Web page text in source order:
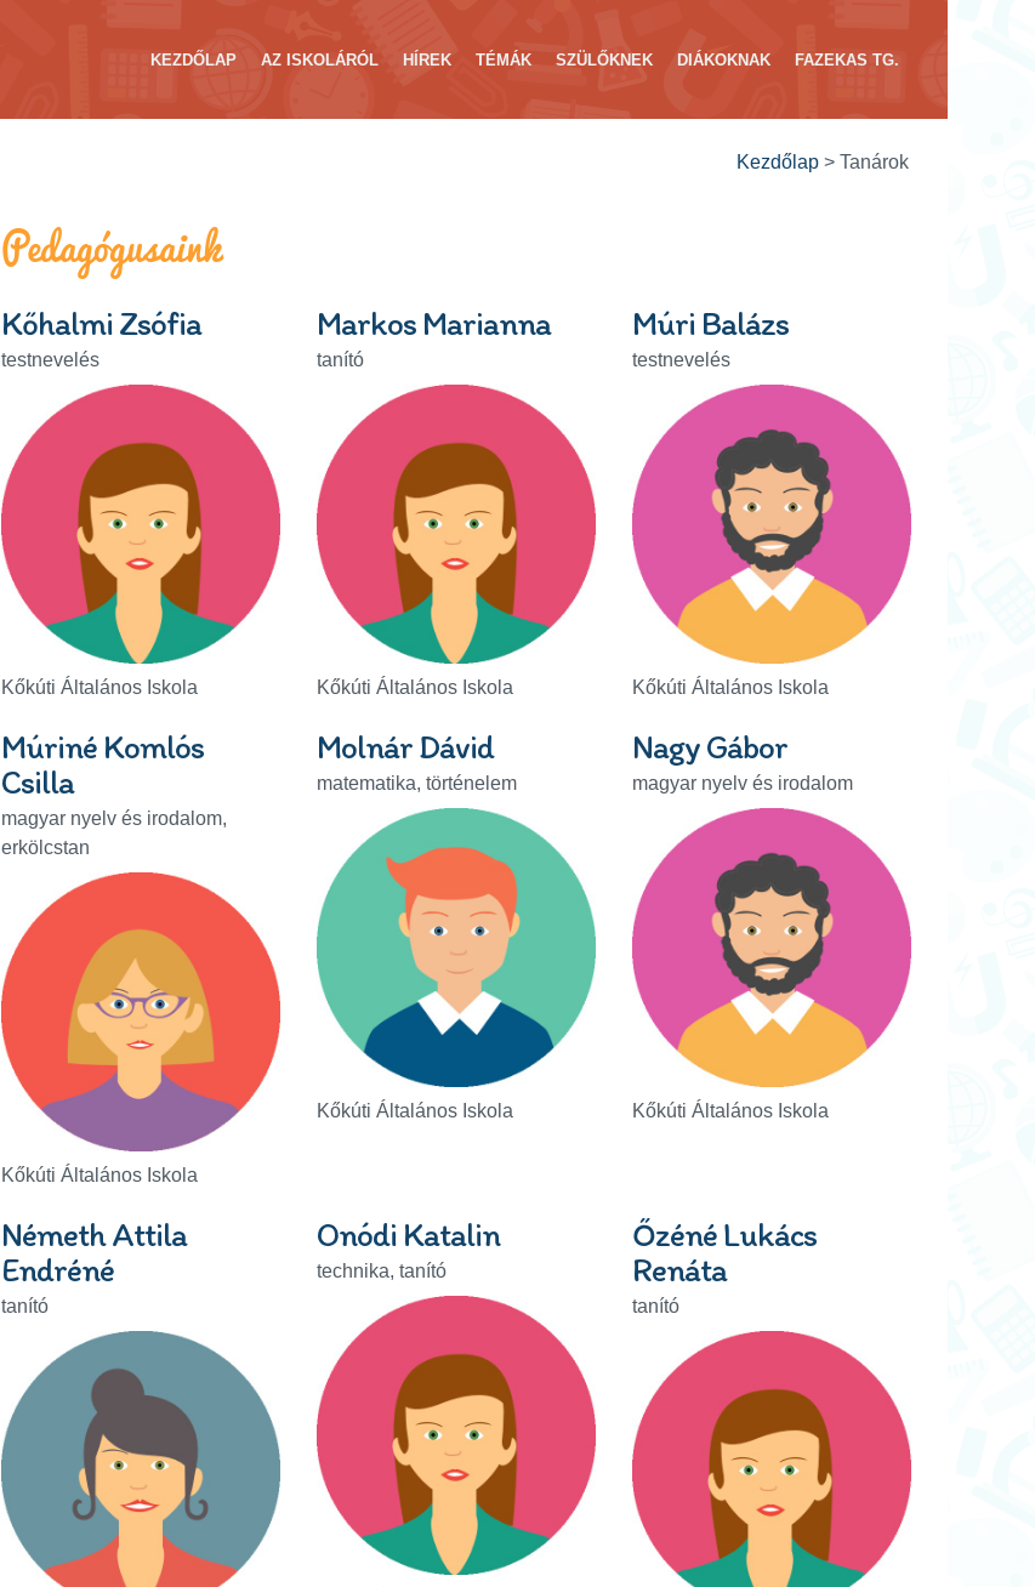
KEZDŐLAP AZ ISKOLÁRÓL HÍREK TÉMÁK SZÜLŐKNEK DIÁKOKNAK FAZEKAS TG.
Kezdőlap > Tanárok
Pedagógusaink
Kőhalmi Zsófia
testnevelés
Kőkúti Általános Iskola
Markos Marianna
tanító
Kőkúti Általános Iskola
Múri Balázs
testnevelés
Kőkúti Általános Iskola
Múriné Komlós
Csilla
magyar nyelv és irodalom,
erkölcstan
Kőkúti Általános Iskola
Molnár Dávid
matematika, történelem
Kőkúti Általános Iskola
Nagy Gábor
magyar nyelv és irodalom
Kőkúti Általános Iskola
Németh Attila
Endréné
tanító
Onódi Katalin
technika, tanító
Őzéné Lukács
Renáta
tanító